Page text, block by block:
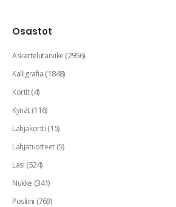
Osastot
Askartelutarvike(2956)
Kalligrafia(1848)
Kortit(4)
Kynät(116)
Lahjakortti(15)
Lahjatuotteet(5)
Lasi(524)
Nukke (341)
Posliini (769)